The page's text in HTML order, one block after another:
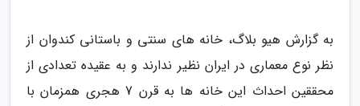
به گزارش هیو بلاگ، خانه های سنتی و باستانی کندوان از
نظر نوع معماری در ایران نظیر ندارند و به عقیده تعدادی از
محققین احداث این خانه ها به قرن 7 هجری همزمان با